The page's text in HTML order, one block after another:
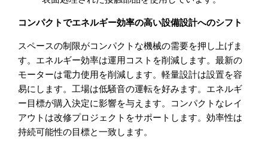
コンパクトでエネルギー効率の高い設備設計へのシフト
スペースの制限がコンパクトな機械の需要を押し上げま
す。エネルギー効率は運用コストを削減します。最新の
モーターは電力使用を削減します。軽量設計は設置を容
易にします。工場は低騒音の運転を好みます。エネルギ
ー目標が購入決定に影響を与えます。コンパクトなレイ
アウトは改修プロジェクトをサポートします。効率性は
持続可能性の目標と一致します。